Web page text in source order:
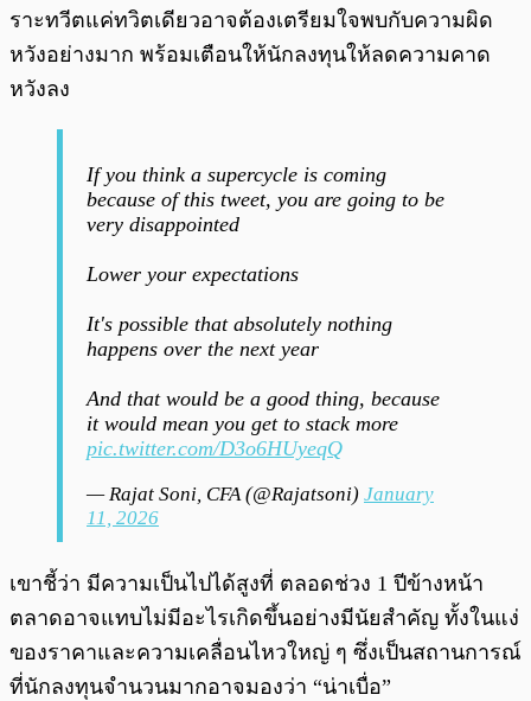
ราะทวีตแค่ทวิตเดียวอาจต้องเตรียมใจพบกับความผิด
หวังอย่างมาก พร้อมเตือนให้นักลงทุนให้ลดความคาด
หวังลง
If you think a supercycle is coming
because of this tweet, you are going to be
very disappointed
Lower your expectations
It's possible that absolutely nothing
happens over the next year
And that would be a good thing, because
it would mean you get to stack more
pic.twitter.com/D3o6HUyeqQ
— Rajat Soni, CFA (@Rajatsoni) January
11, 2026
เขาชี้ว่า มีความเป็นไปได้สูงที่ ตลอดช่วง 1 ปีข้างหน้า
ตลาดอาจแทบไม่มีอะไรเกิดขึ้นอย่างมีนัยสำคัญ ทั้งในแง่
ของราคาและความเคลื่อนไหวใหญ่ ๆ ซึ่งเป็นสถานการณ์
ที่นักลงทุนจำนวนมากอาจมองว่า “น่าเบื่อ”